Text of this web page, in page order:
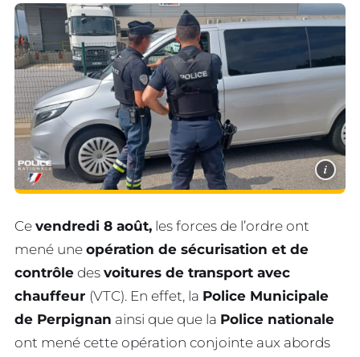
i
Ce vendredi 8 août, les forces de l’ordre ont
mené une opération de sécurisation et de
contrôle des voitures de transport avec
chauffeur (VTC). En effet, la Police Municipale
de Perpignan ainsi que que la Police nationale
ont mené cette opération conjointe aux abords